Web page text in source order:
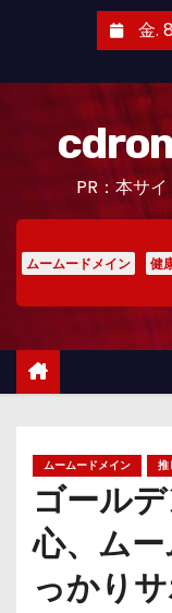
金.
PR：本サ
ムームードメイン 健
ムームードメイン 推
ゴール
心、ム
っかり